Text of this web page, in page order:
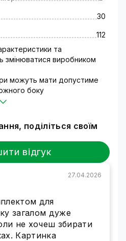
елементів
обладнання.
системи
своїми руками.У
всі матеріали та
для підключення та
налаштування
доступний
заходи та програми
ПЗ та оновлення
на офіційному
системи
на
30
112
та
змінюватися виробником
можуть мати допустиме
боку
поділіться своїм
відгук
27.04.2026
для
загалом дуже
не хочеш збирати
Картинка